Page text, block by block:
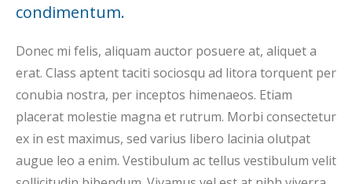
condimentum.
Donec mi felis, aliquam auctor posuere at, aliquet a
erat. Class aptent taciti sociosqu ad litora torquent per
conubia nostra, per inceptos himenaeos. Etiam
placerat molestie magna et rutrum. Morbi consectetur
ex in est maximus, sed varius libero lacinia olutpat
augue leo a enim. Vestibulum ac tellus vestibulum velit